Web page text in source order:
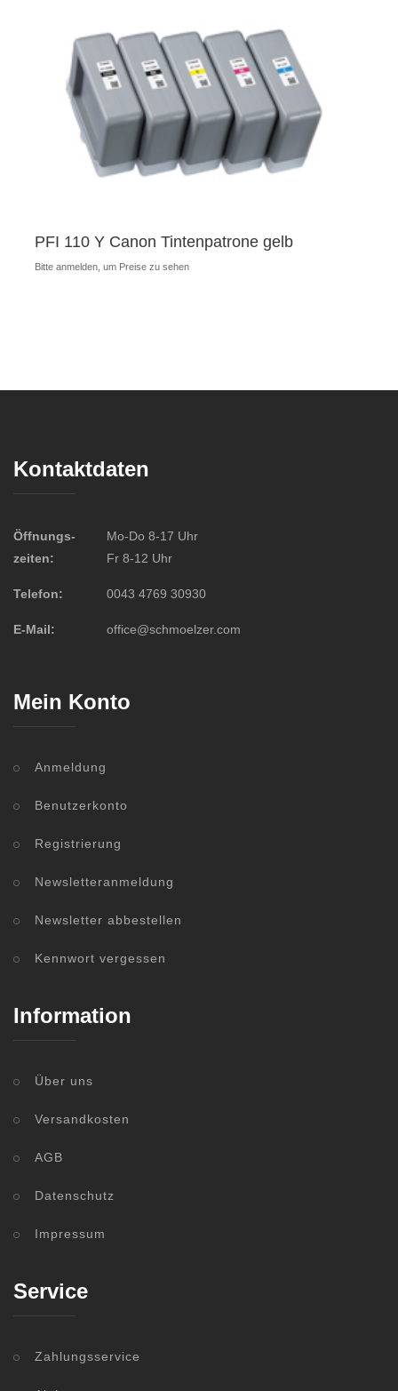
PFI 110 Y Canon Tintenpatrone gelb
Bitte anmelden, um Preise zu sehen
Kontaktdaten
Öffnungs-
zeiten:
Mo-Do 8-17 Uhr
Fr 8-12 Uhr
Telefon: 0043 4769 30930
E-Mail: office@schmoelzer.com
Mein Konto
Anmeldung
Benutzerkonto
Registrierung
Newsletteranmeldung
Newsletter abbestellen
Kennwort vergessen
Information
Über uns
Versandkosten
AGB
Datenschutz
Impressum
Service
Zahlungsservice